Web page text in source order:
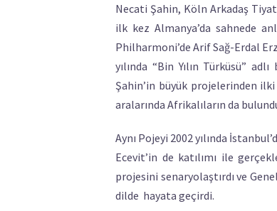
Necati Şahin, Köln Arkadaş
ilk kez Almanya’da sahnede
Philharmoni’de Arif Sağ-Erdal
yılında “Bin Yılın Türküsü”
Şahin’in büyük projelerinden
aralarında Afrikalıların da
Aynı Pojeyi 2002 yılında
Ecevit’in de katılımı ile
projesini senaryolaştırdı ve
dilde hayata geçirdi.